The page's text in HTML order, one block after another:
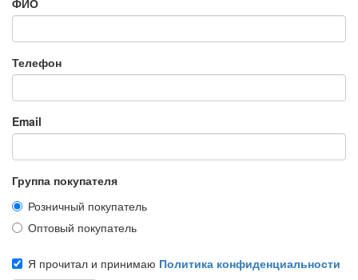
ФИО
Телефон
Email
Группа покупателя
Розничный покупатель
Оптовый покупатель
Я прочитал и принимаю Политика конфиденциальности